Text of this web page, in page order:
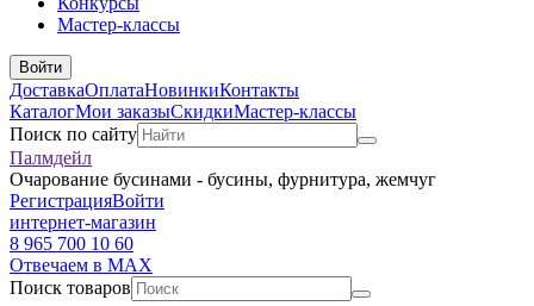
Мастер-классы
Войти
ДоставкаОплатаНовинкиКонтакты
КаталогМои заказыСкидкиМастер-классы
Поиск по сайту
Палмдейл
Очарование бусинами - бусины, фурнитура, жемчуг
РегистрацияВойти
интернет-магазин
8 965 700 10 60
Отвечаем в MAX
Поиск товаров